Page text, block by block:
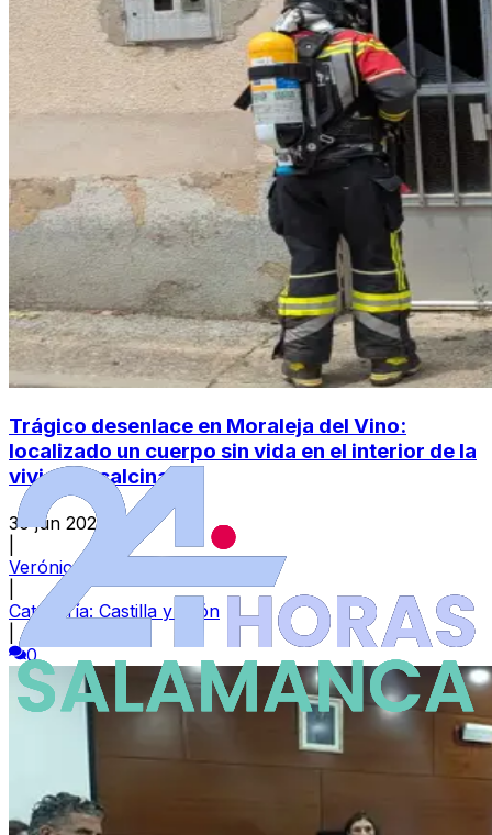
Trágico desenlace en Moraleja del Vino:
localizado un cuerpo sin vida en el interior de la
vivienda calcinada
30 jun 2026
Verónica Muriel
Categoría: Castilla y León
0